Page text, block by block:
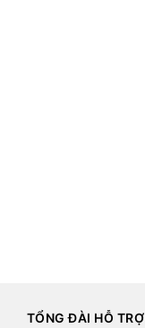
TỔNG ĐÀI HỖ TRỢ